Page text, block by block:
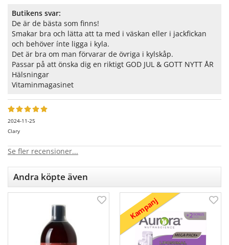
Butikens svar:
De är de bästa som finns!
Smakar bra och lätta att ta med i väskan eller i jackfickan
och behöver ínte ligga i kyla.
Det är bra om man förvarar de övriga i kylskåp.
Passar på att önska dig en riktigt GOD JUL & GOTT NYTT ÅR
Hälsningar
Vitaminmagasinet
2024-11-25
Clary
Se fler recensioner...
Andra köpte även
Kampanj